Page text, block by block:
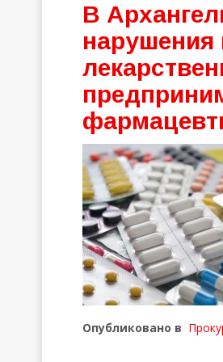
В
нарушения
Опубликовано в